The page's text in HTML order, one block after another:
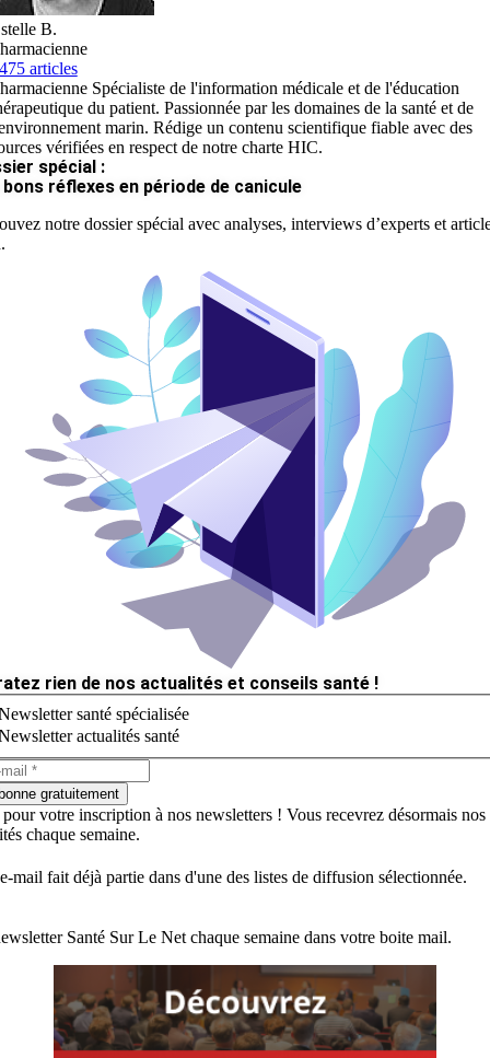
B.
articles
Spécialiste de l'information médicale et de l'éducation
du patient. Passionnée par les domaines de la santé et de
marin. Rédige un contenu scientifique fiable avec des
vérifiées en respect de notre charte HIC.
spécial :
bons réflexes en période de canicule
notre dossier spécial avec analyses, interviews d’experts et
rien de nos actualités et conseils santé !
santé spécialisée
actualités santé
gratuitement
votre inscription à nos newsletters ! Vous recevrez désormais nos
chaque semaine.
mail fait déjà partie dans d'une des listes de diffusion sélectionnée.
Santé Sur Le Net chaque semaine dans votre boite mail.